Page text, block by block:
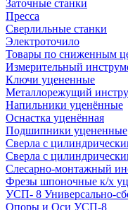
Заточные станки
Пресса
Сверлильные станки
Электроточило
Товары по сниженным
Измерительный
Ключи уцененные
Металлорежущий
Напильники уценённые
Оснастка уценённая
Подшипники уцененные
Сверла с
Сверла с
Слесарно-монтажный
Фрезы шпоночные к/х
УСП- 8 Универсально-
Опоры и Оси УСП-8